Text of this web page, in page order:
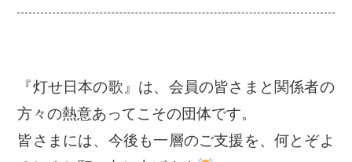
『灯せ日本の歌』は、会員の皆さまと関係者の
方々の熱意あってこその団体です。
皆さまには、今後も一層のご支援を、何とぞよ